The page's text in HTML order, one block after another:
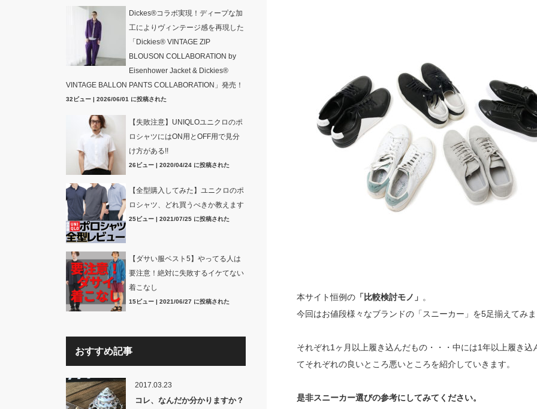
本サイト恒例の「比較検討モノ」 。
今回はお値段様々なブランドの「スニーカー」を5足揃えてみ
それぞれ1ヶ月以上履き込んだもの・・・中には1年以上履き
てそれぞれの良いところ悪いところを紹介していきます。
是非スニーカー選びの参考にしてみてください。
Dickes®コラボ実現！ディープな加
工によりヴィンテージ感を再現した
「Dickies® VINTAGE ZIP
BLOUSON COLLABORATION by
Eisenhower Jacket & Dickies®
VINTAGE BALLON PANTS COLLABORATION」発売！
32ビュー| 2026/06/01 に投稿された
【失敗注意】UNIQLOユニクロのポ
ロシャツにはON用とOFF用で見分
け方がある!!
26ビュー| 2020/04/24 に投稿された
【全型購入してみた】ユニクロのポ
ロシャツ、どれ買うべきか教えます
25ビュー| 2021/07/25 に投稿された
【ダサい服ベスト5】やってる人は
要注意！絶対に失敗するイケてない
着こなし
15ビュー| 2021/06/27 に投稿された
おすすめ記事
2017.03.23
コレ、なんだか分かりますか？